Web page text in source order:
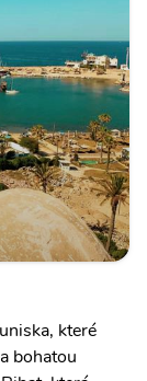
které
bohatou